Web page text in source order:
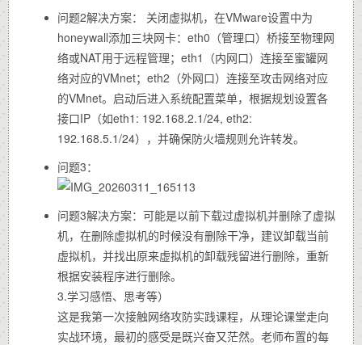
问题2解决方案： 关闭虚拟机，在VMware设置中为
honeywall添加三块网卡：eth0（管理口）桥接至物理网
络或NAT用于远程管理；eth1（内网口）连接至蜜罐网
络对应的VMnet；eth2（外网口）连接至攻击网络对应
的VMnet。启动后进入系统配置菜单，根据规划设置各
接口IP（如eth1: 192.168.2.1/24, eth2:
192.168.5.1/24），并确保防火墙规则允许转发。
问题3：
问题3解决方案：可能是以前下载过虚拟机并删除了虚拟
机，在删除虚拟机的时候没有删除干净，建议卸载当前
虚拟机，并找出原来虚拟机的卸载残留进行删除，重新
根据安装程序进行删除。
3.学习感悟、思考等）
这是我第一次接触网络攻防实践课程，从理论课堂走向
实战环境，最初的感受是既兴奋又茫然。老师布置的每